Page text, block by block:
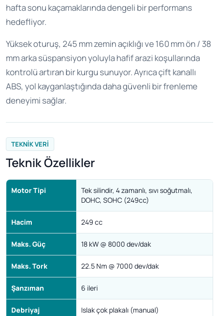
hafta sonu kaçamaklarında dengeli bir performans
hedefliyor.
Yüksek oturuş, 245 mm zemin açıklığı ve 160 mm ön / 38
mm arka süspansiyon yoluyla hafif arazi koşullarında
kontrolü artıran bir kurgu sunuyor. Ayrıca çift kanallı
ABS, yol kayganlaştığında daha güvenli bir frenleme
deneyimi sağlar.
TEKNIK VERI
Teknik Özellikler
Motor Tipi
Tek silindir, 4 zamanlı, sıvı soğutmalı,
DOHC, SOHC (249cc)
Hacim 249 cc
Maks. Güç 18 kW @ 8000 dev/dak
Maks. Tork 22.5 Nm @ 7000 dev/dak
Şanzıman 6 ileri
Debriyaj Islak çok plakalı (manual)